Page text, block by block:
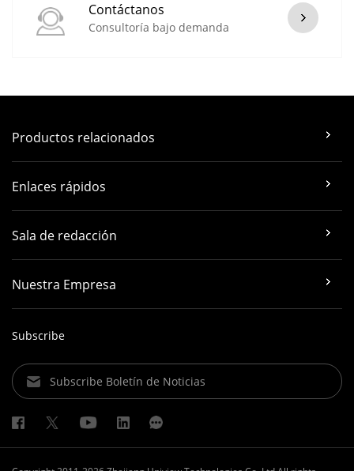
Contáctanos
Consultoría bajo demanda
Productos relacionados
Enlaces rápidos
Sala de redacción
Nuestra Empresa
Subscribe
Subscribe Boletín de Noticias